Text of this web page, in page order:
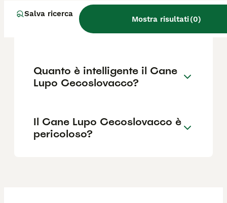
Salva ricerca
Mostra risultati(0)
Che differenza c'è tra un
lupo e un lupo
cecoslovacco?
Quanto è intelligente il Cane
Lupo Cecoslovacco?
Il Cane Lupo Cecoslovacco è
pericoloso?